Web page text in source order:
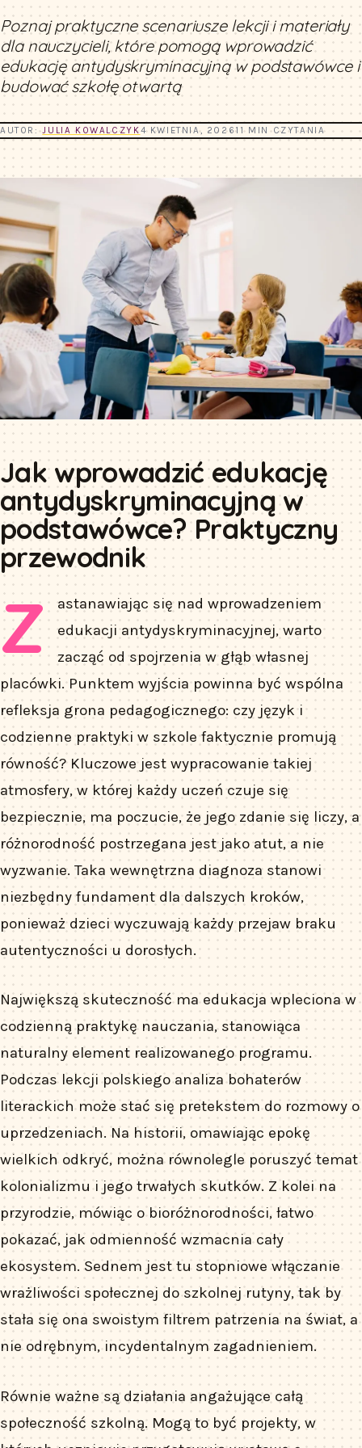
Poznaj praktyczne scenariusze lekcji i materiały
dla nauczycieli, które pomogą wprowadzić
edukację antydyskryminacyjną w podstawówce i
budować szkołę otwartą
AUTOR:JULIA KOWALCZYK4 KWIETNIA, 202611 MIN CZYTANIA
Jak wprowadzić edukację
antydyskryminacyjną w
podstawówce? Praktyczny
przewodnik
Z
astanawiając się nad wprowadzeniem
edukacji antydyskryminacyjnej, warto
zacząć od spojrzenia w głąb własnej
placówki. Punktem wyjścia powinna być wspólna
refleksja grona pedagogicznego: czy język i
codzienne praktyki w szkole faktycznie promują
równość? Kluczowe jest wypracowanie takiej
atmosfery, w której każdy uczeń czuje się
bezpiecznie, ma poczucie, że jego zdanie się liczy, a
różnorodność postrzegana jest jako atut, a nie
wyzwanie. Taka wewnętrzna diagnoza stanowi
niezbędny fundament dla dalszych kroków,
ponieważ dzieci wyczuwają każdy przejaw braku
autentyczności u dorosłych.
Największą skuteczność ma edukacja wpleciona w
codzienną praktykę nauczania, stanowiąca
naturalny element realizowanego programu.
Podczas lekcji polskiego analiza bohaterów
literackich może stać się pretekstem do rozmowy o
uprzedzeniach. Na historii, omawiając epokę
wielkich odkryć, można równolegle poruszyć temat
kolonializmu i jego trwałych skutków. Z kolei na
przyrodzie, mówiąc o bioróżnorodności, łatwo
pokazać, jak odmienność wzmacnia cały
ekosystem. Sednem jest tu stopniowe włączanie
wrażliwości społecznej do szkolnej rutyny, tak by
stała się ona swoistym filtrem patrzenia na świat, a
nie odrębnym, incydentalnym zagadnieniem.
Równie ważne są działania angażujące całą
społeczność szkolną. Mogą to być projekty, w